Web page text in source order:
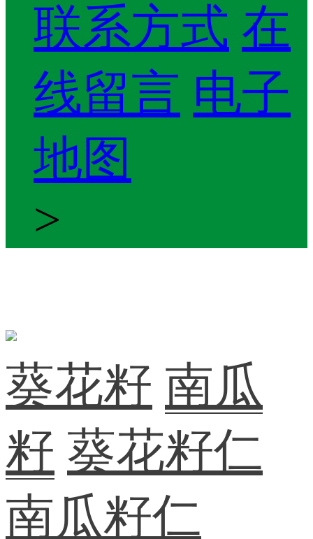
联系方式 在
线留言 电子
地图
>
葵花籽 南瓜
籽 葵花籽仁
南瓜籽仁